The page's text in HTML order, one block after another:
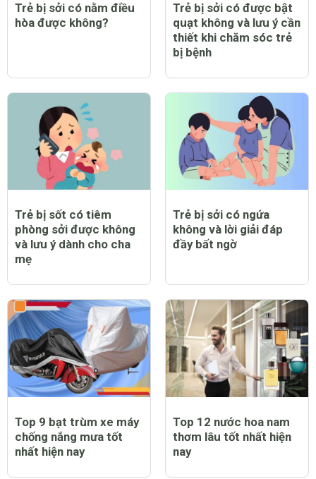
Trẻ bị sởi có nằm điều
hòa được không?
Trẻ bị sởi có được bật
quạt không và lưu ý cần
thiết khi chăm sóc trẻ
bị bệnh
Trẻ bị sốt có tiêm
phòng sởi được không
và lưu ý dành cho cha
mẹ
Trẻ bị sởi có ngứa
không và lời giải đáp
đầy bất ngờ
Top 9 bạt trùm xe máy
chống nắng mưa tốt
nhất hiện nay
Top 12 nước hoa nam
thơm lâu tốt nhất hiện
nay